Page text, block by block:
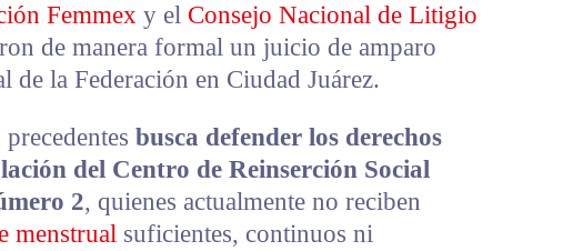
Femmex y el Consejo Nacional de Litigio
de manera formal un juicio de amparo
de la Federación en Ciudad Juárez.
busca defender los derechos
del Centro de Reinserción Social
2, quienes actualmente no reciben
menstrual suficientes, continuos ni